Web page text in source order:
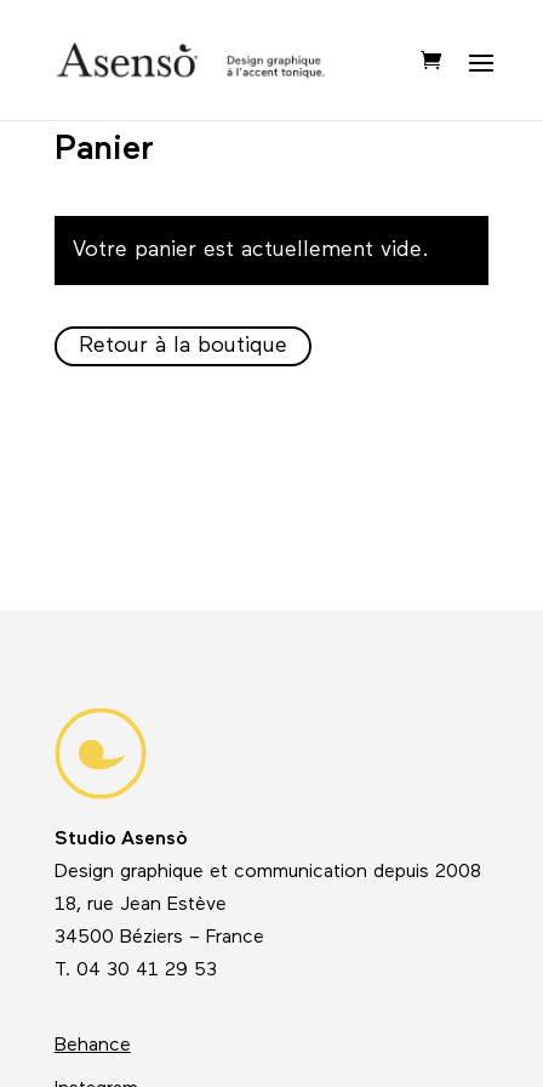
Panier
Votre panier est actuellement vide.
Retour à la boutique
Studio Asensò
Design graphique et communication depuis 2008
18, rue Jean Estève
34500 Béziers – France
T. 04 30 41 29 53
Behance